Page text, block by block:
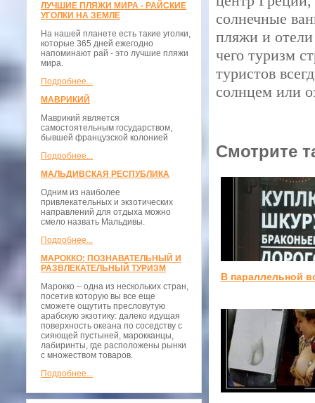
ЛУЧШИЕ ПЛЯЖИ МИРА - РАЙСКИЕ
УГОЛКИ НА ЗЕМЛЕ
На нашей планете есть такие уголки,
которые 365 дней ежегодно
напоминают рай - это лучшие пляжи
мира.
Подробнее...
МАВРИКИЙ
Маврикий является
самостоятельным государством,
бывшей французской колонией
Подробнее...
МАЛЬДИВСКАЯ РЕСПУБЛИКА
Одним из наиболее
привлекательных и экзотических
направлений для отдыха можно
смело назвать Мальдивы.
Подробнее...
МАРОККО: ПОЗНАВАТЕЛЬНЫЙ И
РАЗВЛЕКАТЕЛЬНЫЙ ТУРИЗМ
Марокко – одна из нескольких стран,
посетив которую вы все еще
сможете ощутить пресловутую
арабскую экзотику: далеко идущая
поверхность океана по соседству с
сияющей пустыней, марокканцы,
лабиринты, где расположены рынки
с множеством товаров.
Подробнее...
солнечные
пляжи и отели
чего туризм
туристов
солнцем или
Смотрите
В параллельной